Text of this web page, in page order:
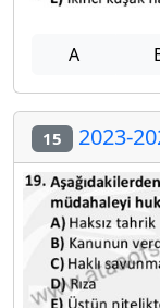
A
15 2023-